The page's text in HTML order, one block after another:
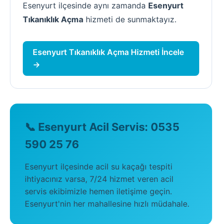
Esenyurt ilçesinde aynı zamanda Esenyurt
Tıkanıklık Açma hizmeti de sunmaktayız.
Esenyurt Tıkanıklık Açma Hizmeti İncele
→
📞 Esenyurt Acil Servis: 0535
590 25 76
Esenyurt ilçesinde acil su kaçağı tespiti
ihtiyacınız varsa, 7/24 hizmet veren acil
servis ekibimizle hemen iletişime geçin.
Esenyurt'nin her mahallesine hızlı müdahale.